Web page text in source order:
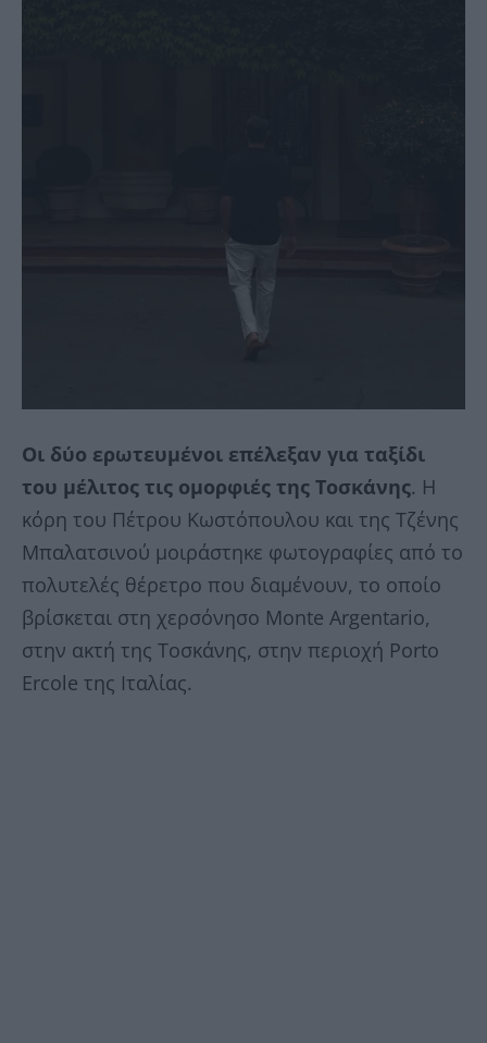
Οι δύο ερωτευμένοι επέλεξαν για ταξίδι
του μέλιτος τις ομορφιές της Τοσκάνης. Η
κόρη του Πέτρου Κωστόπουλου και της Τζένης
Μπαλατσινού μοιράστηκε φωτογραφίες από το
πολυτελές θέρετρο που διαμένουν, το οποίο
βρίσκεται στη χερσόνησο Monte Argentario,
στην ακτή της Τοσκάνης, στην περιοχή Porto
Ercole της Ιταλίας.